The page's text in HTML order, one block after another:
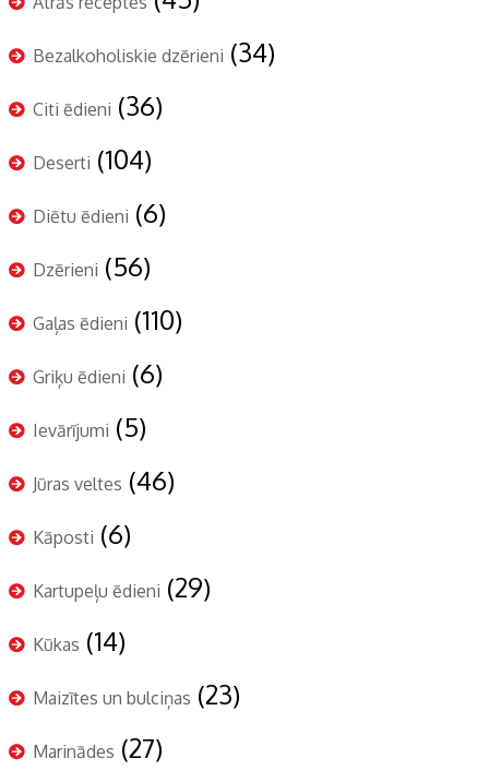
Bezalkoholiskie dzērieni (34)
Citi ēdieni (36)
Deserti (104)
Diētu ēdieni (6)
Dzērieni (56)
Gaļas ēdieni (110)
Griķu ēdieni (6)
Ievārījumi (5)
Jūras veltes (46)
Kāposti (6)
Kartupeļu ēdieni (29)
Kūkas (14)
Maizītes un bulciņas (23)
Marinādes (27)